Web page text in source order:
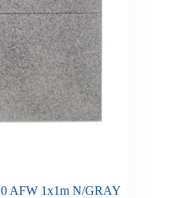
AFW 1x1m N/GRAY